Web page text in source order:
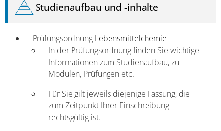
Studienaufbau und -inhalte
Prüfungsordnung Lebensmittelchemie
In der Prüfungsordnung finden Sie wichtige
Informa­tionen zum Studienaufbau, zu
Modulen, Prüfungen etc.
Für Sie gilt jeweils diejenige Fassung, die
zum Zeitpunkt Ihrer Einschreibung
rechtsgültig ist.